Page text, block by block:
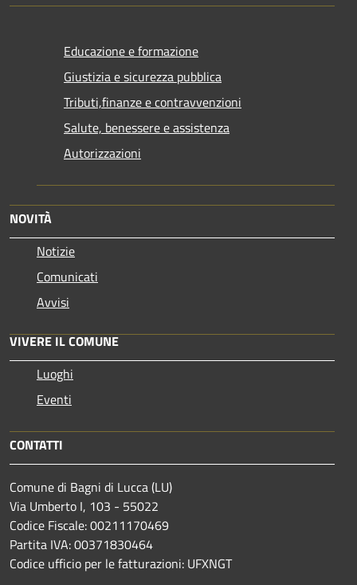
Educazione e formazione
Giustizia e sicurezza pubblica
Tributi,finanze e contravvenzioni
Salute, benessere e assistenza
Autorizzazioni
NOVITÀ
Notizie
Comunicati
Avvisi
VIVERE IL COMUNE
Luoghi
Eventi
CONTATTI
Comune di Bagni di Lucca (LU)
Via Umberto I, 103 - 55022
Codice Fiscale: 00211170469
Partita IVA: 00371830464
Codice ufficio per le fatturazioni: UFXNGT